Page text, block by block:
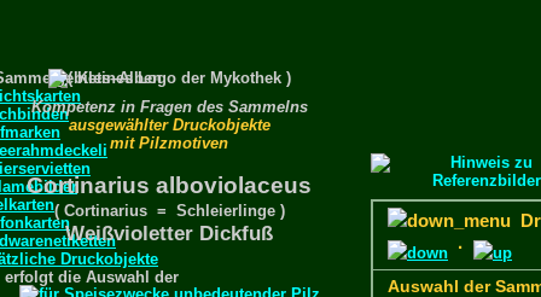
Kompetenz in Fragen des Sammelns
ausgewählter Druckobjekte
mit Pilzmotiven
Cortinarius alboviolaceus
( Cortinarius = Schleierlinge )
Weißvioletter Dickfuß
·
Auswahl der
Druckobjekte
erfolgt die Auswahl der